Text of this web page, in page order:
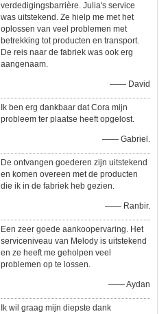
verdedigingsbarrière. Julia's service
was uitstekend. Ze hielp me met het
oplossen van veel problemen met
betrekking tot producten en transport.
De reis naar de fabriek was ook erg
aangenaam.
—— David
Ik ben erg dankbaar dat Cora mijn
probleem ter plaatse heeft opgelost.
—— Gabriel.
De ontvangen goederen zijn uitstekend
en komen overeen met de producten
die ik in de fabriek heb gezien.
—— Ranbir.
Een zeer goede aankoopervaring. Het
serviceniveau van Melody is uitstekend
en ze heeft me geholpen veel
problemen op te lossen.
—— Aydan
Ik wil graag mijn diepste dank